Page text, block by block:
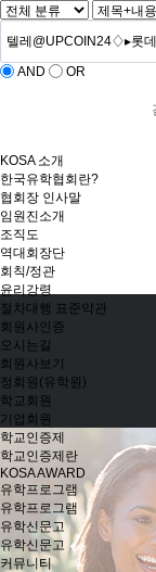
KOSA 소개
한국유학협회란?
협회장 인사말
임원진소개
조직도
역대회장단
회칙/정관
윤리강령
절차대행 표준약관
회원사인증
오시는길
회원사보기
정회원(유학원)
학교회원
기업회원
학교인증제
학교인증제란
KOSA AWARD
유학프로그램
유학프로그램
유학신문고
유학신문고
커뮤니티
AND OR